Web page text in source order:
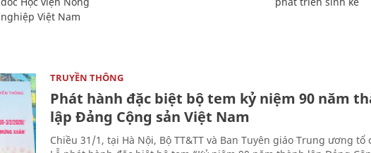
nghiệp Việt Nam
TRUYỀN THÔNG
Phát hành đặc biệt bộ tem kỷ niệm 90 năm
lập Đảng Cộng sản Việt Nam
Chiều 31/1, tại Hà Nội, Bộ TT&TT và Ban Tuyên giáo Trung ương tổ